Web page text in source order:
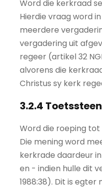
Word die kerkraad
Hierdie vraag word
meerdere
vergadering uit
regeer (artikel 32
alvorens die
Christus sy kerk
3.2.4
Word die roeping
Die mening word
kerkrade daardeur
en - indien hulle dit
1988:38). Dit is